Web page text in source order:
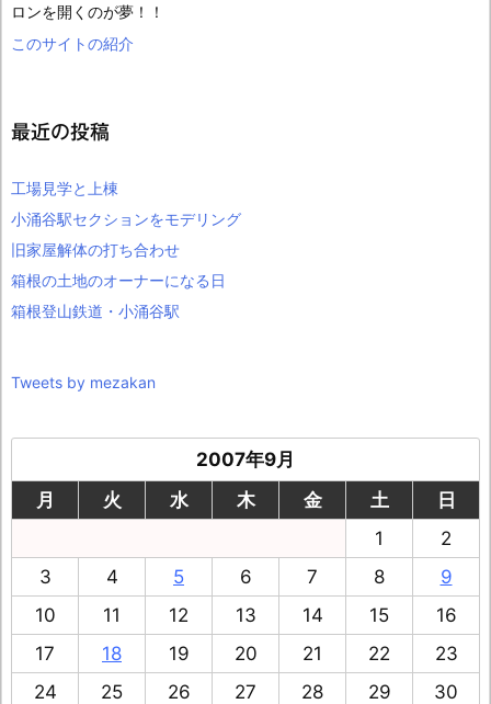
ロンを開くのが夢！！
このサイトの紹介
最近の投稿
工場見学と上棟
小涌谷駅セクションをモデリング
旧家屋解体の打ち合わせ
箱根の土地のオーナーになる日
箱根登山鉄道・小涌谷駅
Tweets by mezakan
2007年9月
月
火 水 木 金 土
日
1
2
3
4 5 6 7 8
9
10
11 12 13 14 15
16
17
18 19 20 21 22
23
24
25 26 27 28 29 30